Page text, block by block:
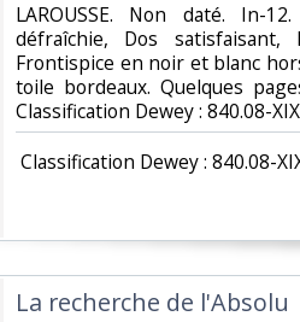
‎LAROUSSE. Non daté. In-
défraîchie, Dos
Frontispice en noir et blanc
toile bordeaux. Quelques
Classification Dewey : 840.08-
Classification Dewey : 840.08-
‎La recherche de l'Absolu‎